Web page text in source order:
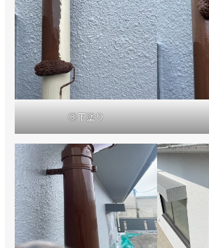
③下塗り